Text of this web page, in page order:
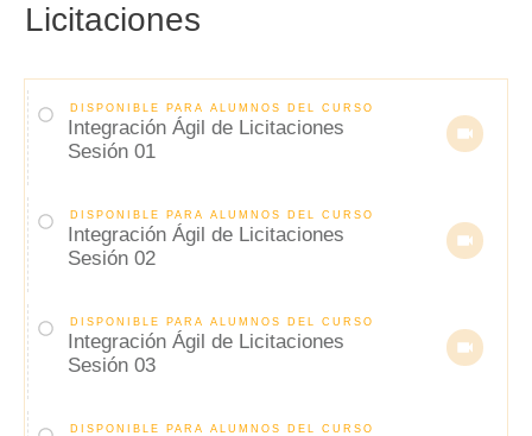
Licitaciones
DISPONIBLE PARA ALUMNOS DEL CURSO
Integración Ágil de Licitaciones
Sesión 01
DISPONIBLE PARA ALUMNOS DEL CURSO
Integración Ágil de Licitaciones
Sesión 02
DISPONIBLE PARA ALUMNOS DEL CURSO
Integración Ágil de Licitaciones
Sesión 03
DISPONIBLE PARA ALUMNOS DEL CURSO